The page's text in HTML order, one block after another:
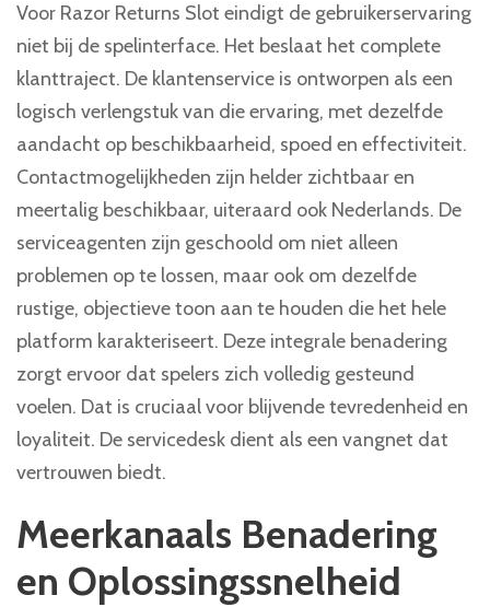
Voor Razor Returns Slot eindigt de gebruikerservaring
niet bij de spelinterface. Het beslaat het complete
klanttraject. De klantenservice is ontworpen als een
logisch verlengstuk van die ervaring, met dezelfde
aandacht op beschikbaarheid, spoed en effectiviteit.
Contactmogelijkheden zijn helder zichtbaar en
meertalig beschikbaar, uiteraard ook Nederlands. De
serviceagenten zijn geschoold om niet alleen
problemen op te lossen, maar ook om dezelfde
rustige, objectieve toon aan te houden die het hele
platform karakteriseert. Deze integrale benadering
zorgt ervoor dat spelers zich volledig gesteund
voelen. Dat is cruciaal voor blijvende tevredenheid en
loyaliteit. De servicedesk dient als een vangnet dat
vertrouwen biedt.
Meerkanaals Benadering
en Oplossingssnelheid